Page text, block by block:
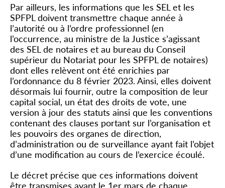
Par ailleurs, les informations que les SEL et les
SPFPL doivent transmettre chaque année à
l’autorité ou à l’ordre professionnel (en
l’occurrence, au ministre de la Justice s’agissant
des SEL de notaires et au bureau du Conseil
supérieur du Notariat pour les SPFPL de notaires)
dont elles relèvent ont été enrichies par
l’ordonnance du 8 février 2023. Ainsi, elles doivent
désormais lui fournir, outre la composition de leur
capital social, un état des droits de vote, une
version à jour des statuts ainsi que les conventions
contenant des clauses portant sur l’organisation et
les pouvoirs des organes de direction,
d’administration ou de surveillance ayant fait l’objet
d’une modification au cours de l’exercice écoulé.
Le décret précise que ces informations doivent
être transmises avant le 1er mars de chaque